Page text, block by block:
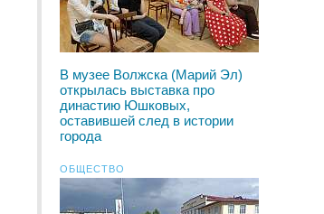
В музее Волжска (Марий Эл)
открылась выставка про
династию Юшковых,
оставившей след в истории
города
ОБЩЕСТВО